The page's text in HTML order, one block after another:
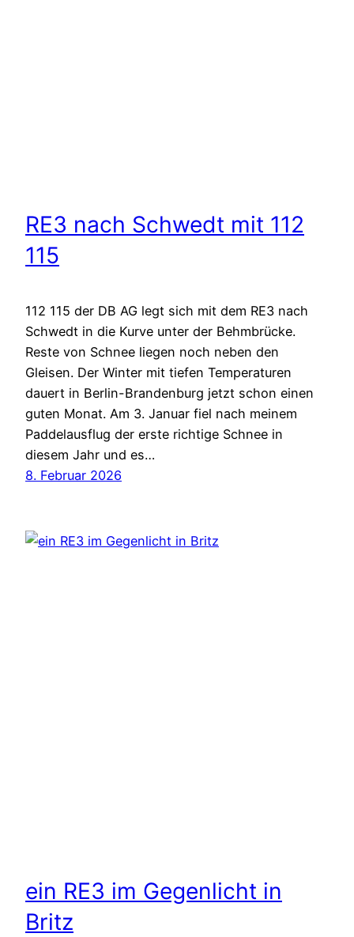
RE3 nach Schwedt mit 112
115
112 115 der DB AG legt sich mit dem RE3 nach
Schwedt in die Kurve unter der Behmbrücke.
Reste von Schnee liegen noch neben den
Gleisen. Der Winter mit tiefen Temperaturen
dauert in Berlin-Brandenburg jetzt schon einen
guten Monat. Am 3. Januar fiel nach meinem
Paddelausflug der erste richtige Schnee in
diesem Jahr und es…
8. Februar 2026
ein RE3 im Gegenlicht in
Britz